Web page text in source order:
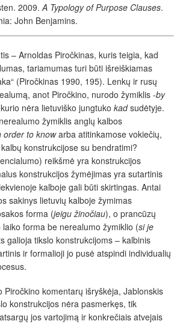
2009. A Typology of Purpose Clauses.
John Benjamins.
– Arnoldas Piročkinas, kuris teigia, kad
tariamumas turi būti išreiškiamas
(Piročkinas 1990, 195). Lenkų ir rusų
anot Piročkino, nurodo žymiklis -by
nėra lietuviško jungtuko kadsudėtyje.
žymiklis anglų kalbos
order to knowarba atitinkamose vokiečių,
konstrukcijose su bendratimi?
reikšmė yra konstrukcijos
konstrukcijos žymėjimas yra sutartinis
kalboje gali būti skirtingas. Antai
sakinys lietuvių kalboje žymimas
forma (jeigu žinočiau), o prancūzų
forma be nerealumo žymiklio (si je
galioja tikslo konstrukcijoms – kalbinis
ir formalioji jo pusė atspindi individualių
Piročkino komentarų išryškėja, Jablonskis
konstrukcijos nėra pasmerkęs, tik
jos vartojimą ir konkrečiais atvejais